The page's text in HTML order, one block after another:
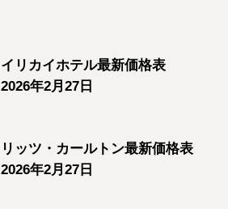
イリカイホテル最新価格表
2026年2月27日
リッツ・カールトン最新価格表
2026年2月27日